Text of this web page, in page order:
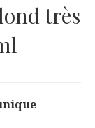
très